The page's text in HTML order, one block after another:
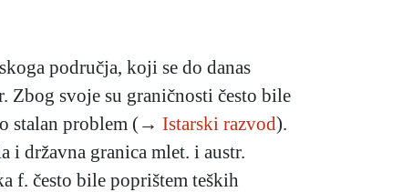
područja, koji se do danas
Zbog svoje su graničnosti često bile
stalan problem (→ Istarski razvod).
državna granica mlet. i austr.
f. često bile poprištem teških